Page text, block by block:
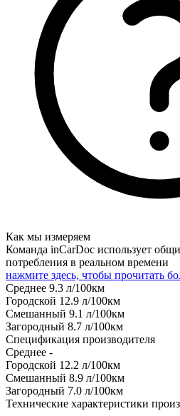
Как мы измеряем
Команда inCarDoc использует
потребления в реальном времени
нажмите здесь, чтобы прочитать
Среднее 9.3 л/100км
Городской 12.9 л/100км
Смешанный 9.1 л/100км
Загородный 8.7 л/100км
Спецификация производителя
Среднее -
Городской 12.2 л/100км
Смешанный 8.9 л/100км
Загородный 7.0 л/100км
Технические характеристики